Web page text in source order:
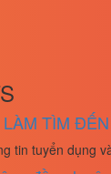
TÌM
tin tuyển dụng